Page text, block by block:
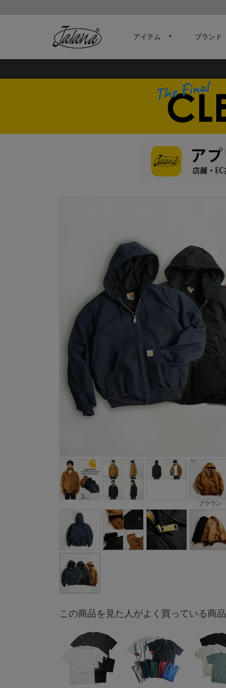
アイテム ブランド
ブラウン
この商品を見た人がよく買っている商品